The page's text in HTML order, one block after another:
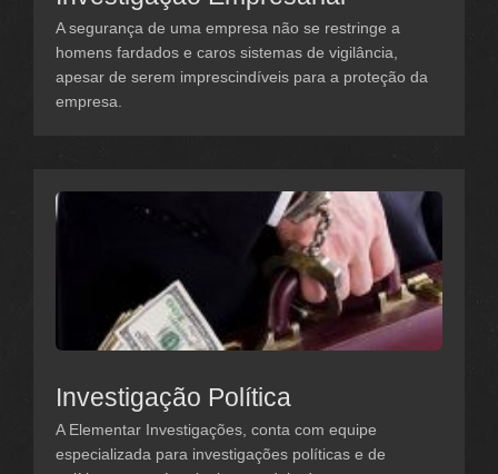
A segurança de uma empresa não se restringe a
homens fardados e caros sistemas de vigilância,
apesar de serem imprescindíveis para a proteção da
empresa.
Investigação Política
A Elementar Investigações, conta com equipe
especializada para investigações políticas e de